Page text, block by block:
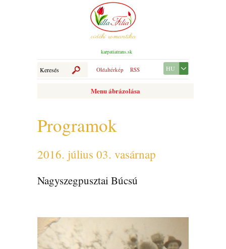
vidéki romantika
karpatiatrans.sk
Oldaltérkép RSS HU
Menu ábrázolása
Programok
2016. július 03. vasárnap
Nagyszegpusztai Búcsú